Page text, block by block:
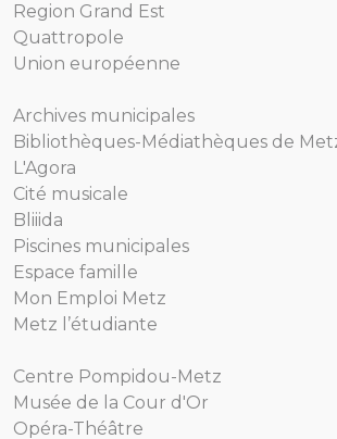
Region Grand Est
Quattropole
Union européenne
Archives municipales
Bibliothèques-Médiathèques de
L'Agora
Cité musicale
Bliiida
Piscines municipales
Espace famille
Mon Emploi Metz
Metz l’étudiante
Centre Pompidou-Metz
Musée de la Cour d'Or
Opéra-Théâtre